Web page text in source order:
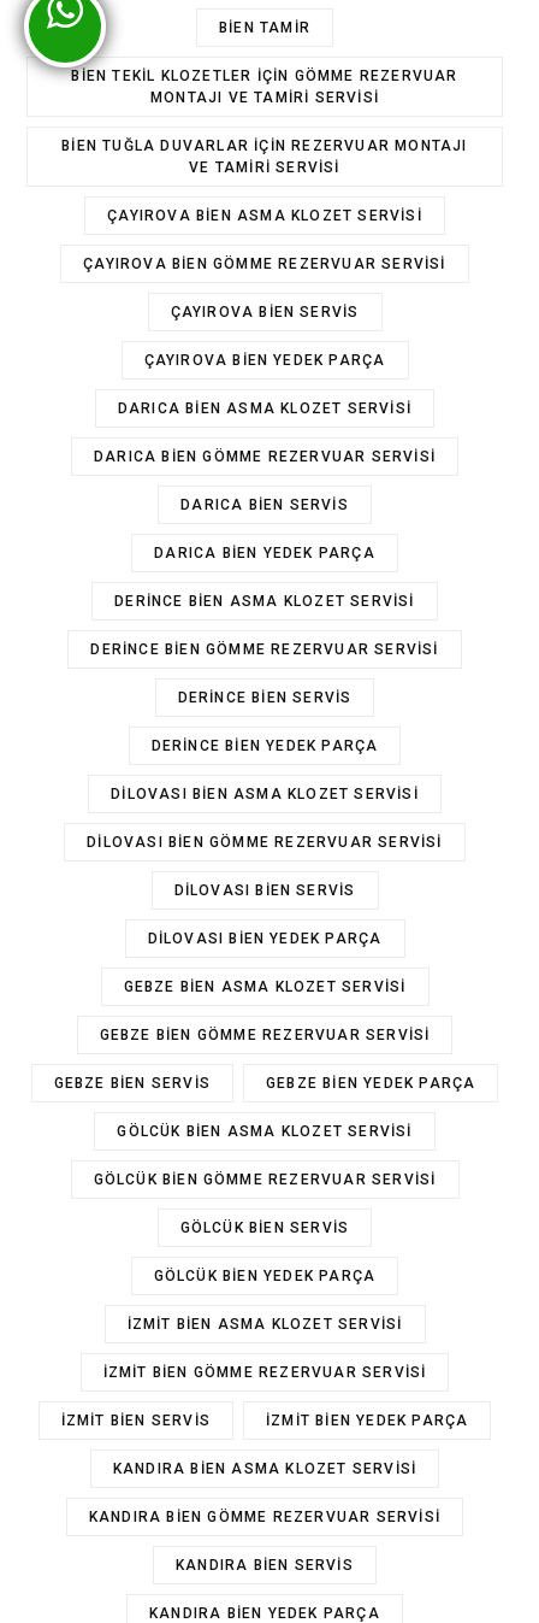
BIEN TAMIR
BIEN TEKIL KLOZETLER IÇIN GÖMME REZERVUAR
MONTAJI VE TAMIRI SERVISI
BIEN TUĞLA DUVARLAR IÇIN REZERVUAR MONTAJI
VE TAMIRI SERVISI
ÇAYIROVA BIEN ASMA KLOZET SERVISI
ÇAYIROVA BIEN GÖMME REZERVUAR SERVISI
ÇAYIROVA BIEN SERVIS
ÇAYIROVA BIEN YEDEK PARÇA
DARICA BIEN ASMA KLOZET SERVISI
DARICA BIEN GÖMME REZERVUAR SERVISI
DARICA BIEN SERVIS
DARICA BIEN YEDEK PARÇA
DERINCE BIEN ASMA KLOZET SERVISI
DERINCE BIEN GÖMME REZERVUAR SERVISI
DERINCE BIEN SERVIS
DERINCE BIEN YEDEK PARÇA
DILOVASI BIEN ASMA KLOZET SERVISI
DILOVASI BIEN GÖMME REZERVUAR SERVISI
DILOVASI BIEN SERVIS
DILOVASI BIEN YEDEK PARÇA
GEBZE BIEN ASMA KLOZET SERVISI
GEBZE BIEN GÖMME REZERVUAR SERVISI
GEBZE BIEN SERVIS GEBZE BIEN YEDEK PARÇA
GÖLCÜK BIEN ASMA KLOZET SERVISI
GÖLCÜK BIEN GÖMME REZERVUAR SERVISI
GÖLCÜK BIEN SERVIS
GÖLCÜK BIEN YEDEK PARÇA
İZMIT BIEN ASMA KLOZET SERVISI
İZMIT BIEN GÖMME REZERVUAR SERVISI
İZMIT BIEN SERVIS İZMIT BIEN YEDEK PARÇA
KANDIRA BIEN ASMA KLOZET SERVISI
KANDIRA BIEN GÖMME REZERVUAR SERVISI
KANDIRA BIEN SERVIS
KANDIRA BIEN YEDEK PARÇA